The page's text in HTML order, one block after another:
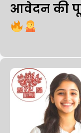
आवेदन की